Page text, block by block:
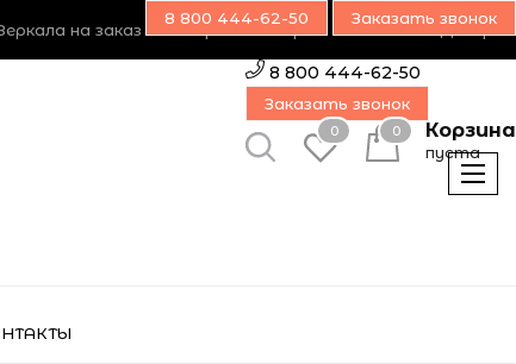
на заказ Возврат товара Наш блог Дилерам
8 800 444-62-50
Заказать звонок
0 0 Корзина
пуста
8 800 444-62-50 Заказать звонок